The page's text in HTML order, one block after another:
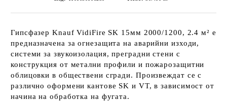
Гипсфазер Knauf VidiFire SK 15мм 2000/1200, 2.4 м² е
предназначена за огнезащита на аварийни изходи,
системи за звукоизолация, преградни стени с
конструкция от метални профили и пожарозащитни
облицовки в обществени сгради. Произвеждат се с
различно оформени кантове SK и VT, в зависимост от
начина на обработка на фугата.